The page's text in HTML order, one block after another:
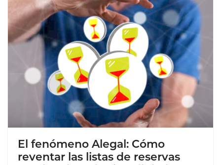
El fenómeno Alegal: Cómo
reventar las listas de reservas